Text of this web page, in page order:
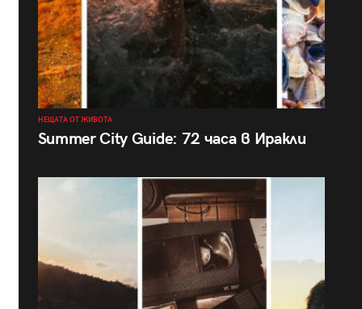
НЕЩАТА ОТ ЖИВОТА
Summer City Guide: 72 часа в Иракли